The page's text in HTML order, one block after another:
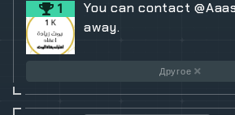
1
You can contact
away.
Другое